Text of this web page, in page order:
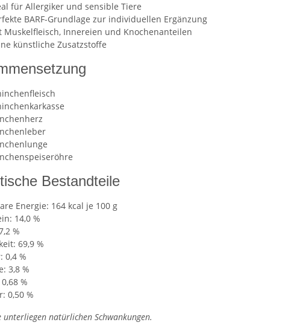
für Allergiker und sensible Tiere
BARF-Grundlage zur individuellen Ergänzung
Muskelfleisch, Innereien und Knochenanteilen
künstliche Zusatzstoffe
Bestandteile
Energie: 164 kcal je 100 g
14,0 %
%
69,9 %
0,4 %
3,8 %
%
0,50 %
unterliegen natürlichen Schwankungen.